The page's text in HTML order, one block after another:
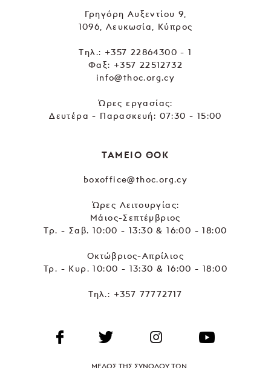
Γρηγόρη Αυξεντίου 9,
1096, Λευκωσία, Κύπρος
Tηλ.: +357 22864300 - 1
Φαξ: +357 22512732
info@thoc.org.cy
Ώρες εργασίας:
Δευτέρα - Παρασκευή: 07:30 - 15:00
ΤΑΜΕΙΟ ΘΟΚ
boxoffice@thoc.org.cy
Ώρες Λειτουργίας:
Μάιος-Σεπτέμβριος
Τρ. - Σαβ. 10:00 - 13:30 & 16:00 - 18:00
Οκτώβριος-Απρίλιος
Τρ. - Κυρ. 10:00 - 13:30 & 16:00 - 18:00
Τηλ.: +357 77772717
ΜΕΛΟΣ ΤΗΣ ΣΥΝΟΔΟΥ ΤΩΝ